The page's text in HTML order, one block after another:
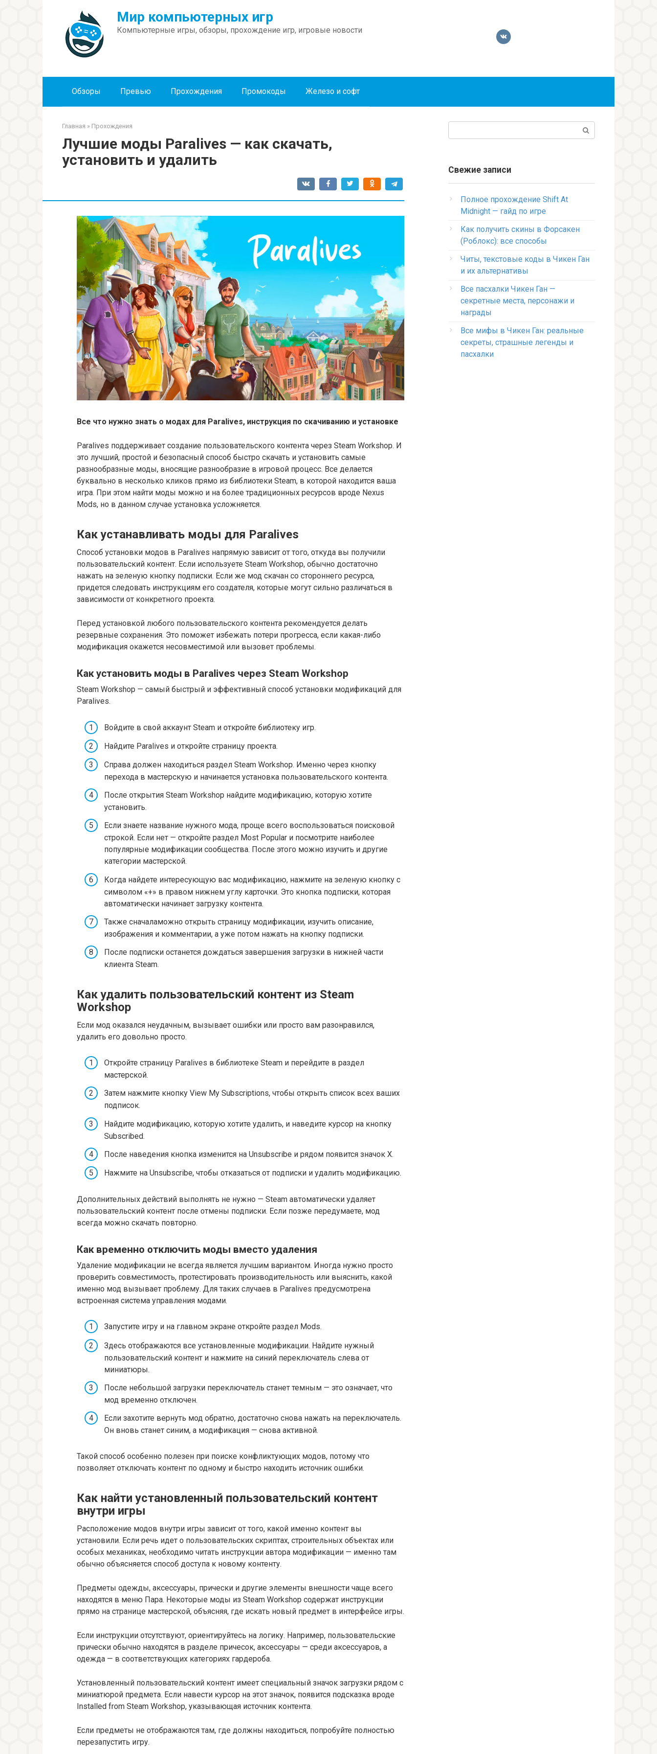
Мир компьютерных игр
Компьютерные игры, обзоры, прохождение игр, игровые новости
Обзоры Превью Прохождения Промокоды Железо и софт
Главная » Прохождения
Лучшие моды Paralives — как скачать,
установить и удалить
Все что нужно знать о модах для Paralives, инструкция по скачиванию и установке
Paralives поддерживает создание пользовательского контента через Steam Workshop. И
это лучший, простой и безопасный способ быстро скачать и установить самые
разнообразные моды, вносящие разнообразие в игровой процесс. Все делается
буквально в несколько кликов прямо из библиотеки Steam, в которой находится ваша
игра. При этом найти моды можно и на более традиционных ресурсов вроде Nexus
Mods, но в данном случае установка усложняется.
Как устанавливать моды для Paralives
Способ установки модов в Paralives напрямую зависит от того, откуда вы получили
пользовательский контент. Если используете Steam Workshop, обычно достаточно
нажать на зеленую кнопку подписки. Если же мод скачан со стороннего ресурса,
придется следовать инструкциям его создателя, которые могут сильно различаться в
зависимости от конкретного проекта.
Перед установкой любого пользовательского контента рекомендуется делать
резервные сохранения. Это поможет избежать потери прогресса, если какая-либо
модификация окажется несовместимой или вызовет проблемы.
Как установить моды в Paralives через Steam Workshop
Steam Workshop — самый быстрый и эффективный способ установки модификаций для
Paralives.
Войдите в свой аккаунт Steam и откройте библиотеку игр.
Найдите Paralives и откройте страницу проекта.
Справа должен находиться раздел Steam Workshop. Именно через кнопку
перехода в мастерскую и начинается установка пользовательского контента.
После открытия Steam Workshop найдите модификацию, которую хотите
установить.
Если знаете название нужного мода, проще всего воспользоваться поисковой
строкой. Если нет — откройте раздел Most Popular и посмотрите наиболее
популярные модификации сообщества. После этого можно изучить и другие
категории мастерской.
Когда найдете интересующую вас модификацию, нажмите на зеленую кнопку с
символом «+» в правом нижнем углу карточки. Это кнопка подписки, которая
автоматически начинает загрузку контента.
Также сначаламожно открыть страницу модификации, изучить описание,
изображения и комментарии, а уже потом нажать на кнопку подписки.
После подписки останется дождаться завершения загрузки в нижней части
клиента Steam.
Как удалить пользовательский контент из Steam
Workshop
Если мод оказался неудачным, вызывает ошибки или просто вам разонравился,
удалить его довольно просто.
Откройте страницу Paralives в библиотеке Steam и перейдите в раздел
мастерской.
Затем нажмите кнопку View My Subscriptions, чтобы открыть список всех ваших
подписок.
Найдите модификацию, которую хотите удалить, и наведите курсор на кнопку
Subscribed.
После наведения кнопка изменится на Unsubscribe и рядом появится значок X.
Нажмите на Unsubscribe, чтобы отказаться от подписки и удалить модификацию.
Дополнительных действий выполнять не нужно — Steam автоматически удаляет
пользовательский контент после отмены подписки. Если позже передумаете, мод
всегда можно скачать повторно.
Как временно отключить моды вместо удаления
Удаление модификации не всегда является лучшим вариантом. Иногда нужно просто
проверить совместимость, протестировать производительность или выяснить, какой
именно мод вызывает проблему. Для таких случаев в Paralives предусмотрена
встроенная система управления модами.
Запустите игру и на главном экране откройте раздел Mods.
Здесь отображаются все установленные модификации. Найдите нужный
пользовательский контент и нажмите на синий переключатель слева от
миниатюры.
После небольшой загрузки переключатель станет темным — это означает, что
мод временно отключен.
Если захотите вернуть мод обратно, достаточно снова нажать на переключатель.
Он вновь станет синим, а модификация — снова активной.
Такой способ особенно полезен при поиске конфликтующих модов, потому что
позволяет отключать контент по одному и быстро находить источник ошибки.
Как найти установленный пользовательский контент
внутри игры
Расположение модов внутри игры зависит от того, какой именно контент вы
установили. Если речь идет о пользовательских скриптах, строительных объектах или
особых механиках, необходимо читать инструкции автора модификации — именно там
обычно объясняется способ доступа к новому контенту.
Предметы одежды, аксессуары, прически и другие элементы внешности чаще всего
находятся в меню Пара. Некоторые моды из Steam Workshop содержат инструкции
прямо на странице мастерской, объясняя, где искать новый предмет в интерфейсе игры.
Если инструкции отсутствуют, ориентируйтесь на логику. Например, пользовательские
прически обычно находятся в разделе причесок, аксессуары — среди аксессуаров, а
одежда — в соответствующих категориях гардероба.
Установленный пользовательский контент имеет специальный значок загрузки рядом с
миниатюрой предмета. Если навести курсор на этот значок, появится подсказка вроде
Installed from Steam Workshop, указывающая источник контента.
Если предметы не отображаются там, где должны находиться, попробуйте полностью
перезапустить игру.
Свежие записи
Полное прохождение Shift At
Midnight — гайд по игре
Как получить скины в Форсакен
(Роблокс): все способы
Читы, текстовые коды в Чикен Ган
и их альтернативы
Все пасхалки Чикен Ган —
секретные места, персонажи и
награды
Все мифы в Чикен Ган: реальные
секреты, страшные легенды и
пасхалки